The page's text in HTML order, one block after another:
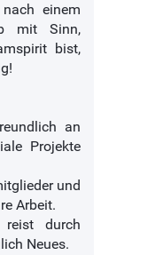
einem
mit Sinn,
bist,
an
Projekte
und
Arbeit.
durch
Neues.